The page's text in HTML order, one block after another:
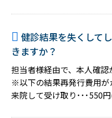
健診結果を失くして
きますか？
担当者様経由で、本人確認
※以下の結果再発行費用が
来院して受け取り･･･550